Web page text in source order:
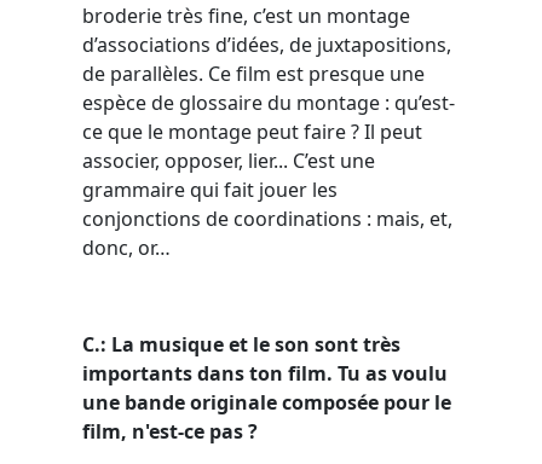
broderie très fine, c’est un montage
d’associations d’idées, de juxtapositions,
de parallèles. Ce film est presque une
espèce de glossaire du montage : qu’est-
ce que le montage peut faire ? Il peut
associer, opposer, lier... C’est une
grammaire qui fait jouer les
conjonctions de coordinations : mais, et,
donc, or…
C.: La musique et le son sont très
importants dans ton film. Tu as voulu
une bande originale composée pour le
film, n'est-ce pas ?